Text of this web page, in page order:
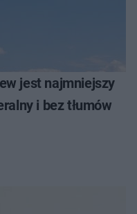
jest najmniejszy
i bez tłumów